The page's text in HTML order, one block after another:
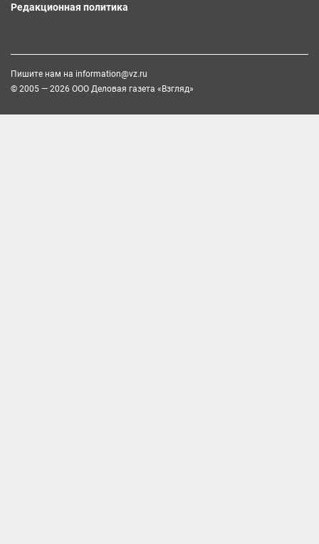
Редакционная политика
Пишите нам на information@vz.ru
© 2005 — 2026 ООО Деловая газета «Взгляд»